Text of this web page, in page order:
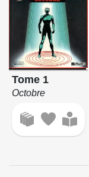
Tome 1
Octobre